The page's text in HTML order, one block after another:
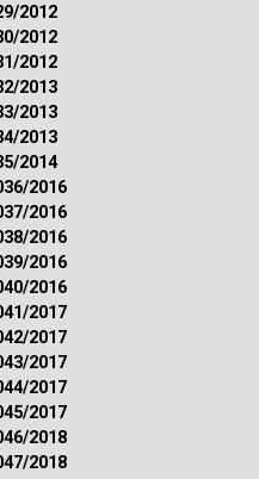
2012
2012
2012
2013
2013
2013
2014
2016
2016
2016
2016
2016
2017
2017
2017
2017
2017
2018
2018